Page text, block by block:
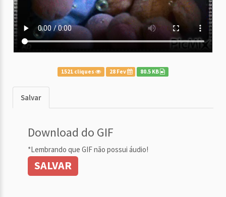
1521 cliques 28 Fev 80.5 KB
Salvar
Download do GIF
*Lembrando que GIF não possui áudio!
SALVAR